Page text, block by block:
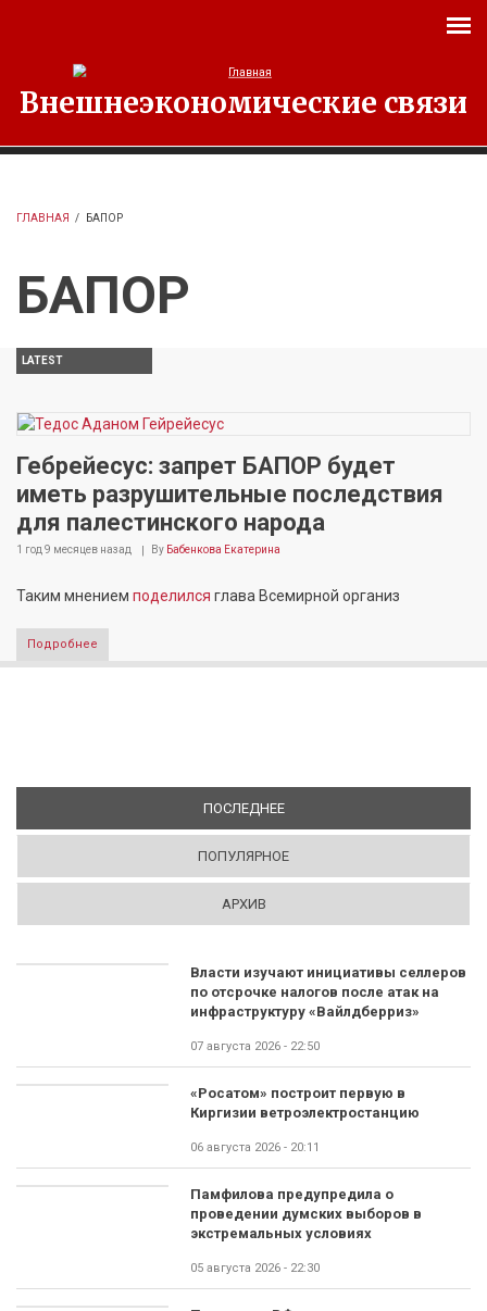
Внешнеэкономические связи
ГЛАВНАЯ / БАПОР
БАПОР
LATEST
Гебрейесус: запрет БАПОР будет
иметь разрушительные последствия
для палестинского народа
1 год 9 месяцев назад By Бабенкова Екатерина
Таким мнением поделился глава Всемирной организ
Подробнее
ПОСЛЕДНЕЕ(АКТИВНАЯ ВКЛАДКА)
ПОПУЛЯРНОЕ
АРХИВ
Власти изучают инициативы селлеров
по отсрочке налогов после атак на
инфраструктуру «Вайлдберриз»
07 августа 2026 - 22:50
«Росатом» построит первую в
Киргизии ветроэлектростанцию
06 августа 2026 - 20:11
Памфилова предупредила о
проведении думских выборов в
экстремальных условиях
05 августа 2026 - 22:30